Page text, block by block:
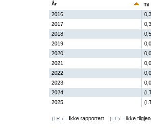
År
2016
2017
2018
2019
2020
2021
2022
2023
2024
2025
(I.R.) = Ikke rapportert (I.T.) = Ikke